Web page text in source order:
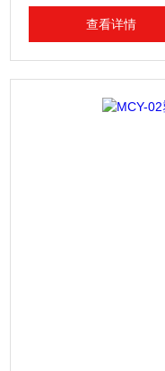
MCY-02。
查看详情